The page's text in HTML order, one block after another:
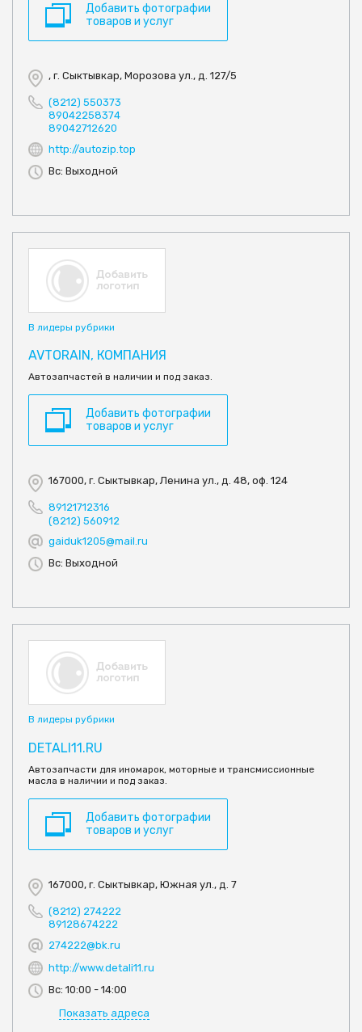
Добавить фотографии
товаров и услуг
, г. Сыктывкар, Морозова ул., д. 127/5
(8212) 550373
89042258374
89042712620
http://autozip.top
Вс: Выходной
В лидеры рубрики
AVTORAIN, КОМПАНИЯ
Автозапчастей в наличии и под заказ.
Добавить фотографии
товаров и услуг
167000, г. Сыктывкар, Ленина ул., д. 48, оф. 124
89121712316
(8212) 560912
gaiduk1205@mail.ru
Вс: Выходной
В лидеры рубрики
DETALI11.RU
Автозапчасти для иномарок, моторные и трансмиссионные
масла в наличии и под заказ.
Добавить фотографии
товаров и услуг
167000, г. Сыктывкар, Южная ул., д. 7
(8212) 274222
89128674222
274222@bk.ru
http://www.detali11.ru
Вс: 10:00 - 14:00
Показать адреса